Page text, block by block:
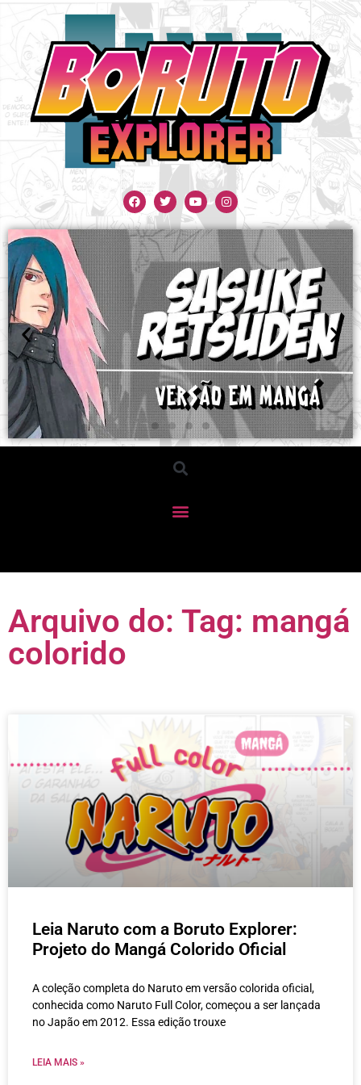
Arquivo do: Tag: mangá
colorido
Leia Naruto com a Boruto Explorer:
Projeto do Mangá Colorido Oficial
A coleção completa do Naruto em versão colorida oficial,
conhecida como Naruto Full Color, começou a ser lançada
no Japão em 2012. Essa edição trouxe
LEIA MAIS »